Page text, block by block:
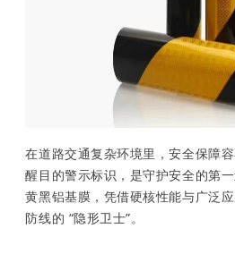
在道路交通复杂环境里，安全保障
醒目的警示标识，是守护安全的第
黄黑铝基膜，凭借硬核性能与广泛
防线的 “隐形卫士”。